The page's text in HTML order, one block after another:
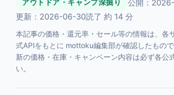
アウトドア・キャンプ深掘り
公開：
更新：2026-06-30読了 約 14 分
本記事の価格・還元率・セール等の情報は、各
式APIをもとに mottoku編集部が確認したもの
新の価格・在庫・キャンペーン内容は必ず各公
い。